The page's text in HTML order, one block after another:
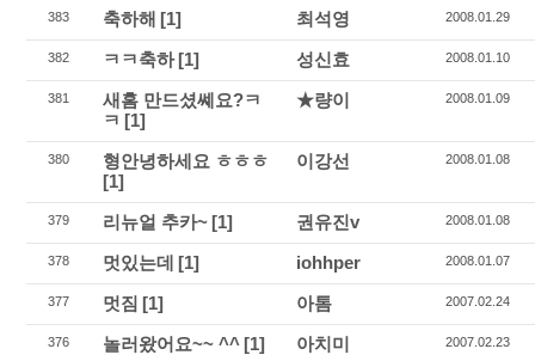
383 축하해 [1] 최석영 2008.01.29
382 ㅋㅋ축하[1] 성신효 2008.01.10
381
새홈 만드셨쎼요?ㅋ
ㅋ [1]
★량이 2008.01.09
380
형안녕하세요 ㅎㅎㅎ
[1]
이강선 2008.01.08
379 리뉴얼 추카~ [1] 권유진v 2008.01.08
378 멋있는데 [1] iohhper 2008.01.07
377 멋짐 [1] 아톰 2007.02.24
376 놀러왔어요~~ ^^ [1] 아치미 2007.02.23